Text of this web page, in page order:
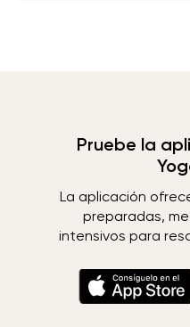
Pruebe la
La aplicación
preparadas,
intensivos para